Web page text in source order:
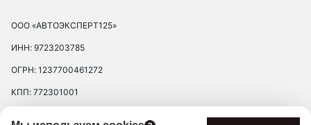
ООО «АВТОЭКСПЕРТ125»
ИНН: 9723203785
ОГРН: 1237700461272
КПП: 772301001